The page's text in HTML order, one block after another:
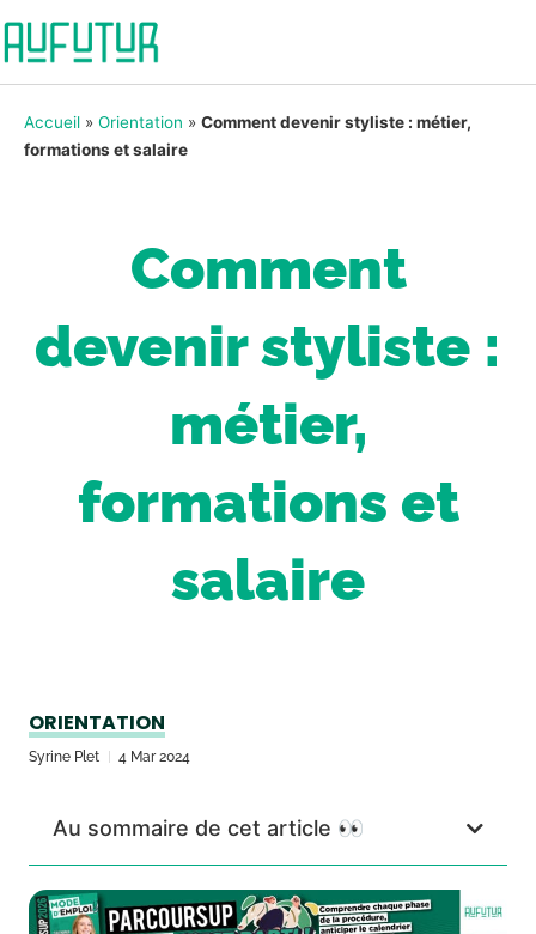
Accueil » Orientation » Comment devenir styliste : métier,
formations et salaire
Comment
devenir styliste :
métier,
formations et
salaire
ORIENTATION
Syrine Plet 4 Mar 2024
Au sommaire de cet article 👀